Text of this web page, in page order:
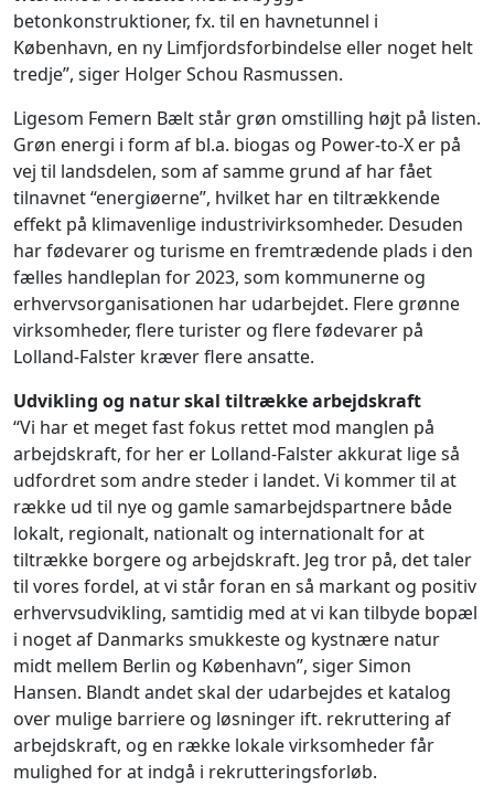
betonkonstruktioner, fx. til en havnetunnel i
København, en ny Limfjordsforbindelse eller noget helt
tredje”, siger Holger Schou Rasmussen.
Ligesom Femern Bælt står grøn omstilling højt på listen.
Grøn energi i form af bl.a. biogas og Power-to-X er på
vej til landsdelen, som af samme grund af har fået
tilnavnet “energiøerne”, hvilket har en tiltrækkende
effekt på klimavenlige industrivirksomheder. Desuden
har fødevarer og turisme en fremtrædende plads i den
fælles handleplan for 2023, som kommunerne og
erhvervsorganisationen har udarbejdet. Flere grønne
virksomheder, flere turister og flere fødevarer på
Lolland-Falster kræver flere ansatte.
Udvikling og natur skal tiltrække arbejdskraft
“Vi har et meget fast fokus rettet mod manglen på
arbejdskraft, for her er Lolland-Falster akkurat lige så
udfordret som andre steder i landet. Vi kommer til at
række ud til nye og gamle samarbejdspartnere både
lokalt, regionalt, nationalt og internationalt for at
tiltrække borgere og arbejdskraft. Jeg tror på, det taler
til vores fordel, at vi står foran en så markant og positiv
erhvervsudvikling, samtidig med at vi kan tilbyde bopæl
i noget af Danmarks smukkeste og kystnære natur
midt mellem Berlin og København”, siger Simon
Hansen. Blandt andet skal der udarbejdes et katalog
over mulige barriere og løsninger ift. rekruttering af
arbejdskraft, og en række lokale virksomheder får
mulighed for at indgå i rekrutteringsforløb.